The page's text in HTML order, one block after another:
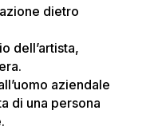
dietro
dell’artista,
aziendale
di una persona